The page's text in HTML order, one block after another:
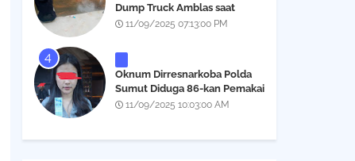
Dump Truck Amblas saat
Lintasi Timbunan yang
11/09/2025 07:13:00 PM
Oknum Dirresnarkoba Polda
Sumut Diduga 86-kan Pemakai
Narkoba Yang Didapatkan Saat
11/09/2025 10:03:00 AM